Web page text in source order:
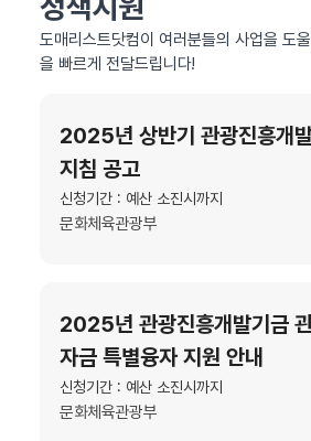
도매리스트닷컴이 여러분들의 사업을 도
을 빠르게 전달드립니다!
2025년 상반기 관광진흥개
지침 공고
신청기간 : 예산 소진시까지
문화체육관광부
2025년 관광진흥개발기금
자금 특별융자 지원 안내
신청기간 : 예산 소진시까지
문화체육관광부